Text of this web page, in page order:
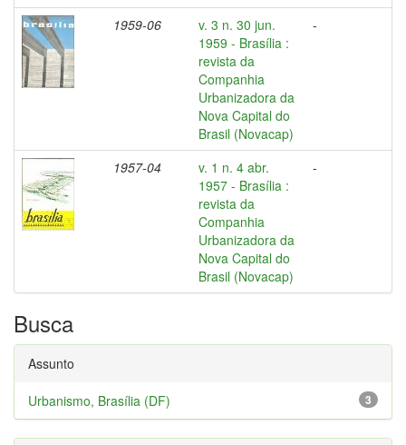
1959-06
v. 3 n. 30 jun.
1959 - Brasília :
revista da
Companhia
Urbanizadora da
Nova Capital do
Brasil (Novacap)
-
1957-04
v. 1 n. 4 abr.
1957 - Brasília :
revista da
Companhia
Urbanizadora da
Nova Capital do
Brasil (Novacap)
-
Busca
Assunto
3
Urbanismo, Brasília (DF)